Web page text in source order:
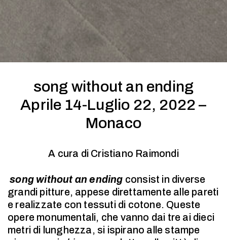
song without an ending
Aprile 14-Luglio 22, 2022 –
Monaco
A cura di Cristiano Raimondi
song without an ending consist in diverse
grandi pitture, appese direttamente alle pareti
e realizzate con tessuti di cotone. Queste
opere monumentali, che vanno dai tre ai dieci
metri di lunghezza, si ispirano alle stampe